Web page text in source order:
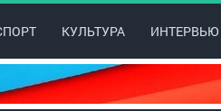
КУЛЬТУРА ИНТЕРВЬЮ